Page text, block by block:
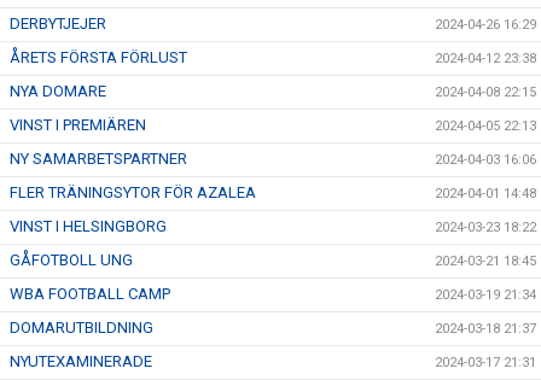
DERBYTJEJER 2024-04-26 16:29
ÅRETS FÖRSTA FÖRLUST 2024-04-12 23:38
NYA DOMARE 2024-04-08 22:15
VINST I PREMIÄREN 2024-04-05 22:13
NY SAMARBETSPARTNER 2024-04-03 16:06
FLER TRÄNINGSYTOR FÖR AZALEA 2024-04-01 14:48
VINST I HELSINGBORG 2024-03-23 18:22
GÅFOTBOLL UNG 2024-03-21 18:45
WBA FOOTBALL CAMP 2024-03-19 21:34
DOMARUTBILDNING 2024-03-18 21:37
NYUTEXAMINERADE 2024-03-17 21:31